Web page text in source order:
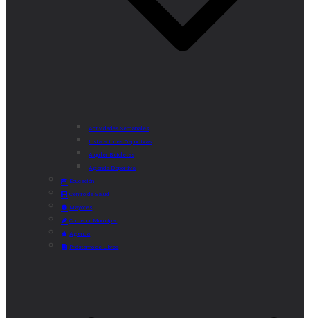
Actividades Semanales
Instalaciones Deportivas
Alquiler Bicicletas
Agenda Deportiva
Educación
Centro de Salud
Mayores
Comedor Municipal
Agenda
Préstamo de Libros